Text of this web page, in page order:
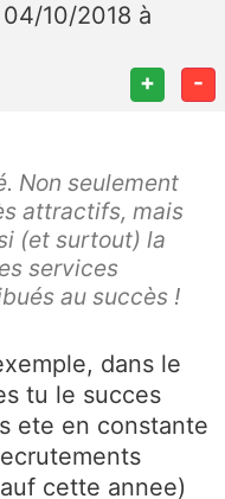
10/2018 à
+ -
Non seulement
attractifs, mais
(et surtout) la
services
au succès !
dans le
tu le succes
ete en constante
cette annee)